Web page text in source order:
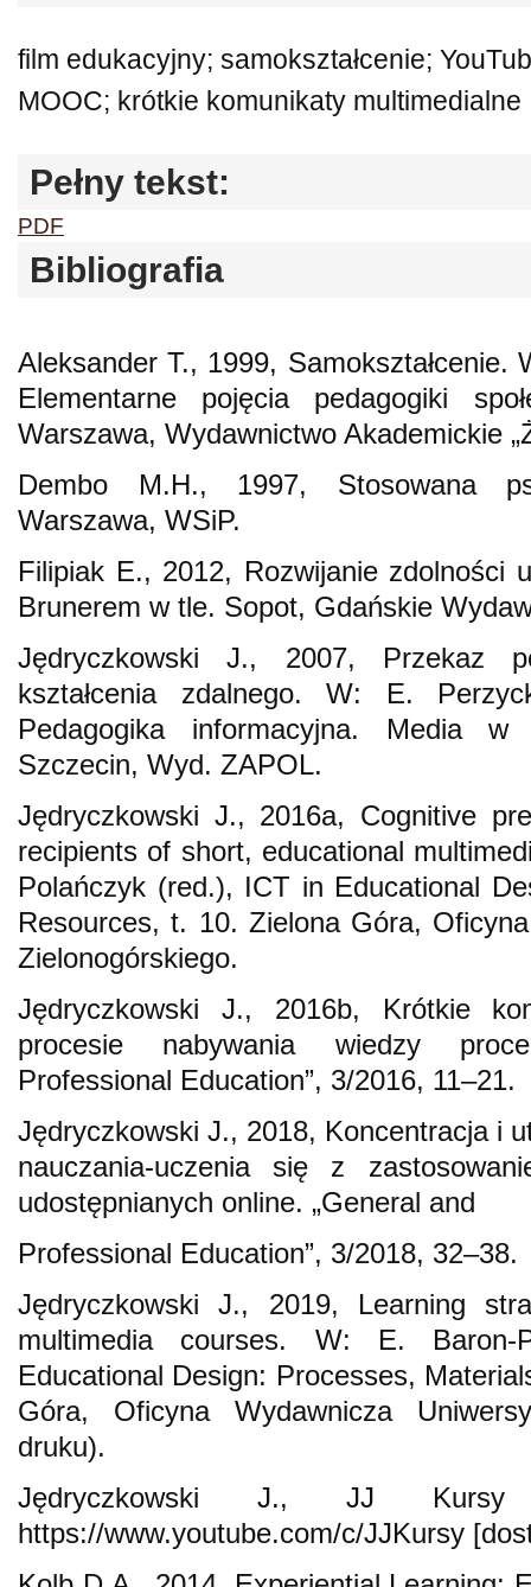
film edukacyjny; samokształcenie;
MOOC; krótkie komunikaty multimedialne
Pełny tekst:
PDF
Bibliografia
Aleksander T., 1999,
Elementarne pojęcia pedagogiki
Warszawa, Wydawnictwo Akademickie
Dembo M.H., 1997, Stosowana
Warszawa, WSiP.
Filipiak E., 2012, Rozwijanie zdolności
Brunerem w tle. Sopot, Gdańskie
Jędryczkowski J., 2007, Przekaz
kształcenia zdalnego. W: E.
Pedagogika informacyjna. Media w
Szczecin, Wyd. ZAPOL.
Jędryczkowski J., 2016a, Cognitive
recipients of short, educational
Polańczyk (red.), ICT in Educational
Resources, t. 10. Zielona Góra,
Zielonogórskiego.
Jędryczkowski J., 2016b, Krótkie
procesie nabywania wiedzy
Professional Education”, 3/2016, 11–21.
Jędryczkowski J., 2018, Koncentracja i
nauczania-uczenia się z
udostępnianych online. „General and
Professional Education”, 3/2018, 32–38.
Jędryczkowski J., 2019, Learning
multimedia courses. W: E.
Educational Design: Processes,
Góra, Oficyna Wydawnicza
druku).
Jędryczkowski J., JJ
https://www.youtube.com/c/JJKursy